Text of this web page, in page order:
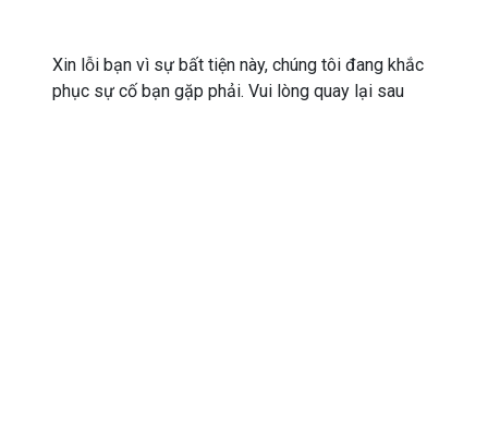
Xin lỗi bạn vì sự bất tiện này, chúng tôi đang khắc
phục sự cố bạn gặp phải. Vui lòng quay lại sau